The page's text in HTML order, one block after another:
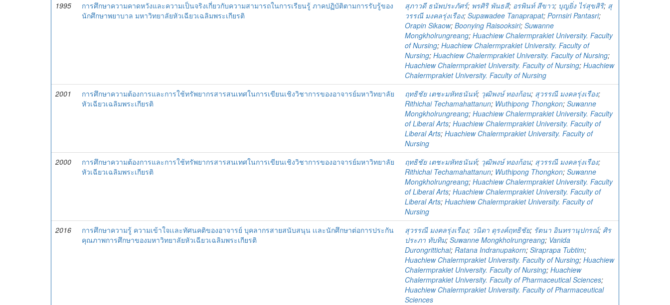
1995
การศึกษาความคาดหวังและความเป็นจริงเกี่ยวกับความสามารถในการเรียนรู้ ภาคปฏิบัติตามการรับรู้ของ
นักศึกษาพยาบาล มหาวิทยาลัยหัวเฉียวเฉลิมพระเกียรติ
สุภาวดี ธนัพประภัศร์; พรศิริ พันธสี; อรพินท์ สีขาว; บุญยิ่ง ไร่สุขสิริ; สุ
วรรณี มงคลรุ่งเรือง; Supawadee Tanaprapat; Pornsiri Pantasri;
Orapin Sikaow; Boonying Raisooksiri; Suwanne
Mongkholrungreang; Huachiew Chalermprakiet University. Faculty
of Nursing; Huachiew Chalermprakiet University. Faculty of
Nursing; Huachiew Chalermprakiet University. Faculty of Nursing;
Huachiew Chalermprakiet University. Faculty of Nursing; Huachiew
Chalermprakiet University. Faculty of Nursing
2001
การศึกษาความต้องการและการใช้ทรัพยากรสารสนเทศในการเขียนเชิงวิชาการของอาจารย์มหาวิทยาลัย
หัวเฉียวเฉลิมพระเกียรติ
ฤทธิชัย เตชะมหัทธนันท์; วุฒิพงษ์ ทองก้อน; สุวรรณี มงคลรุ่งเรือง;
Rithichai Techamahattanun; Wuthipong Thongkon; Suwanne
Mongkholrungreang; Huachiew Chalermprakiet University. Faculty
of Liberal Arts; Huachiew Chalermprakiet University. Faculty of
Liberal Arts; Huachiew Chalermprakiet University. Faculty of
Nursing
2000
การศึกษาความต้องการและการใช้ทรัพยากรสารสนเทศในการเขียนเชิงวิชาการของอาจารย์มหาวิทยาลัย
หัวเฉียวเฉลิมพระเกียรติ
ฤทธิชัย เตชะมหัทธนันท์; วุฒิพงษ์ ทองก้อน; สุวรรณี มงคลรุ่งเรือง;
Rithichai Techamahattanun; Wuthipong Thongkon; Suwanne
Mongkholrungreang; Huachiew Chalermprakiet University. Faculty
of Liberal Arts; Huachiew Chalermprakiet University. Faculty of
Liberal Arts; Huachiew Chalermprakiet University. Faculty of
Nursing
2016
การศึกษาความรู้ ความเข้าใจเเละทัศนคติของอาจารย์ บุคลากรสายสนับสนุน เเละนักศึกษาต่อการประกัน
คุณภาพการศึกษาของมหาวิทยาลัยหัวเฉียวเฉลิมพระเกียรติ
สุวรรณี มงคลรุ่งเรือง; วนิดา ดุรงค์ฤทธิชัย; รัตนา อินทรานุปกรณ์; ศิร
ประภา ทับทิม; Suwanne Mongkholrungreang; Vanida
Durongrittichai; Ratana Indranupakorn; Siraprapa Tubtim;
Huachiew Chalermprakiet University. Faculty of Nursing; Huachiew
Chalermprakiet University. Faculty of Nursing; Huachiew
Chalermprakiet University. Faculty of Pharmaceutical Sciences;
Huachiew Chalermprakiet University. Faculty of Pharmaceutical
Sciences